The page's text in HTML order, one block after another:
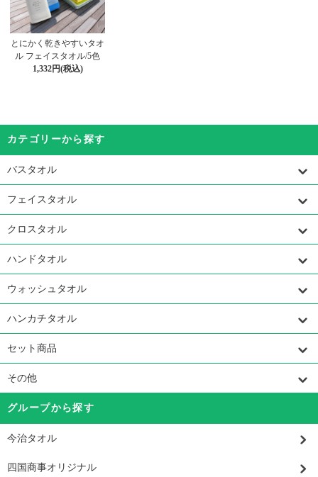
とにかく乾きやすいタオ
ル フェイスタオル/5色
1,332円(税込)
カテゴリーから探す
バスタオル
フェイスタオル
クロスタオル
ハンドタオル
ウォッシュタオル
ハンカチタオル
セット商品
その他
グループから探す
今治タオル
四国商事オリジナル